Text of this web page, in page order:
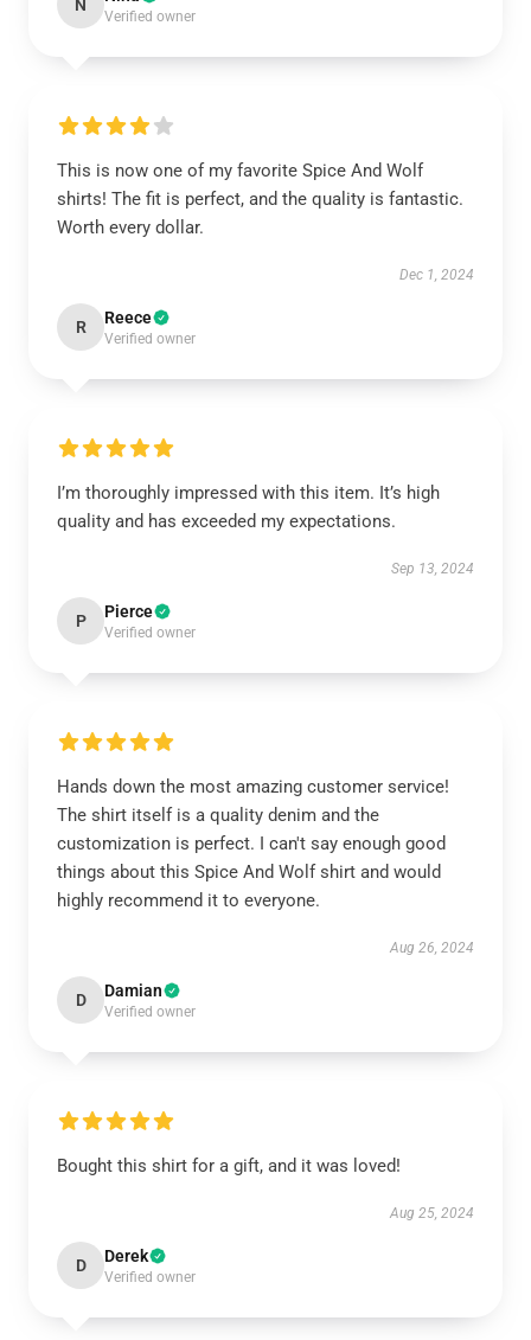
N
Verified owner
This is now one of my favorite Spice And Wolf
shirts! The fit is perfect, and the quality is fantastic.
Worth every dollar.
Dec 1, 2024
R Reece
Verified owner
I’m thoroughly impressed with this item. It’s high
quality and has exceeded my expectations.
Sep 13, 2024
P Pierce
Verified owner
Hands down the most amazing customer service!
The shirt itself is a quality denim and the
customization is perfect. I can't say enough good
things about this Spice And Wolf shirt and would
highly recommend it to everyone.
Aug 26, 2024
D Damian
Verified owner
Bought this shirt for a gift, and it was loved!
Aug 25, 2024
D Derek
Verified owner